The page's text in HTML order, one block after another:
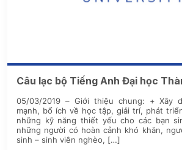
Câu lạc bộ Tiếng Anh Đại học
05/03/2019 – Giới thiệu chung: + Xây
mạnh, bổ ích về học tập, giải trí, phát
những kỹ năng thiết yếu cho các bạn
những người có hoàn cảnh khó khăn,
sinh – sinh viên nghèo, […]